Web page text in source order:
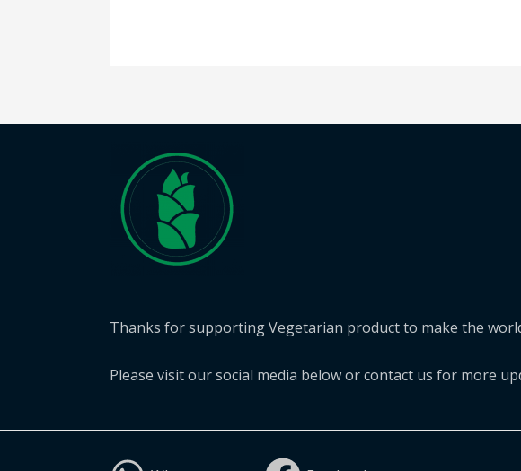
Thanks for supporting Vegetarian product to make the
Please visit our social media below or contact us for more